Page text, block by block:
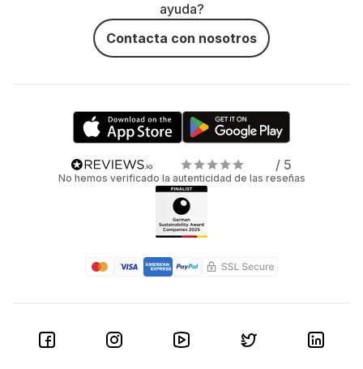
ayuda?
Contacta con nosotros
/ 5
No hemos verificado la autenticidad de las reseñas